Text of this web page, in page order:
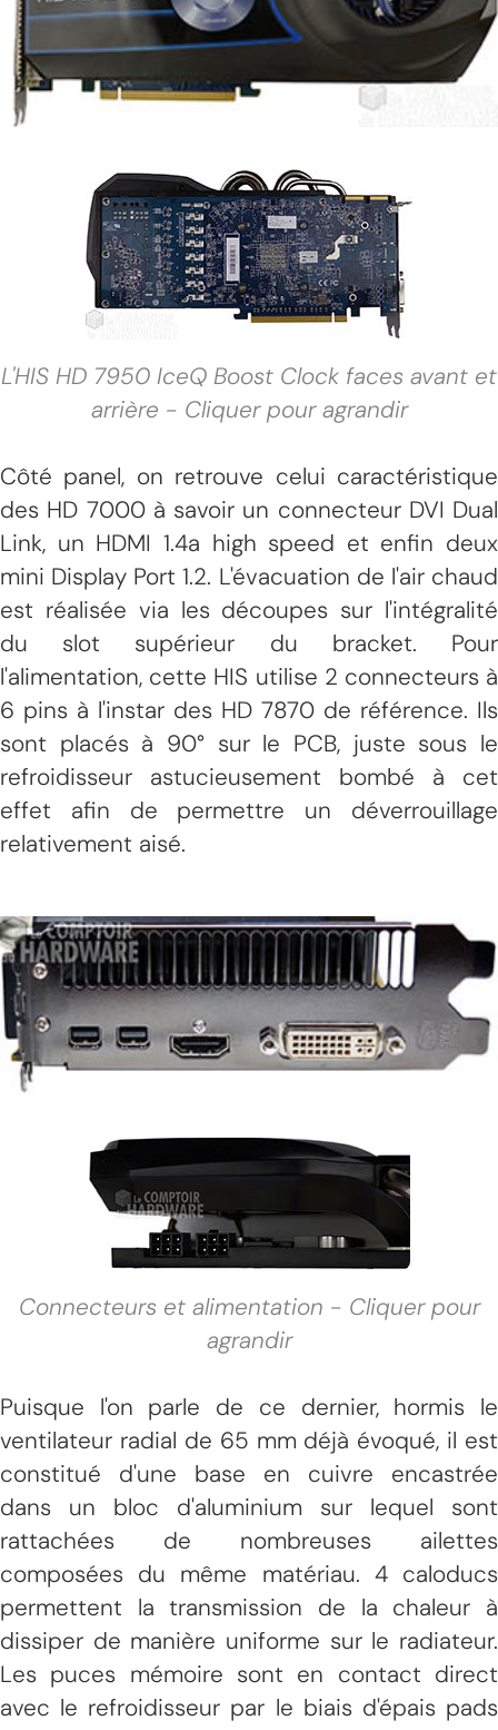
L'HIS HD 7950 IceQ Boost Clock faces avant et
arrière - Cliquer pour agrandir
Côté panel, on retrouve celui caractéristique
des HD 7000 à savoir un connecteur DVI Dual
Link, un HDMI 1.4a high speed et enfin deux
mini Display Port 1.2. L'évacuation de l'air chaud
est réalisée via les découpes sur l'intégralité
du slot supérieur du bracket. Pour
l'alimentation, cette HIS utilise 2 connecteurs à
6 pins à l'instar des HD 7870 de référence. Ils
sont placés à 90° sur le PCB, juste sous le
refroidisseur astucieusement bombé à cet
effet afin de permettre un déverrouillage
relativement aisé.
Connecteurs et alimentation - Cliquer pour
agrandir
Puisque l'on parle de ce dernier, hormis le
ventilateur radial de 65 mm déjà évoqué, il est
constitué d'une base en cuivre encastrée
dans un bloc d'aluminium sur lequel sont
rattachées de nombreuses ailettes
composées du même matériau. 4 caloducs
permettent la transmission de la chaleur à
dissiper de manière uniforme sur le radiateur.
Les puces mémoire sont en contact direct
avec le refroidisseur par le biais d'épais pads